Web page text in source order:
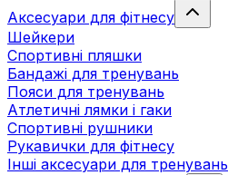
Аксесуари для фітнесу
Шейкери
Спортивні пляшки
Бандажі для тренувань
Пояси для тренувань
Атлетичні лямки і гаки
Спортивні рушники
Рукавички для фітнесу
Інші аксесуари для тренувань